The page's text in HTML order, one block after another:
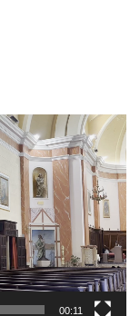
00:11